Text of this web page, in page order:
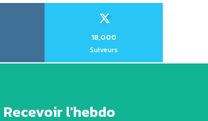
18,000
Suiveurs
Recevoir l'hebdo